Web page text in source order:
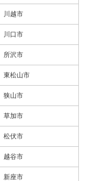
川越市
川口市
所沢市
東松山市
狭山市
草加市
松伏市
越谷市
新座市